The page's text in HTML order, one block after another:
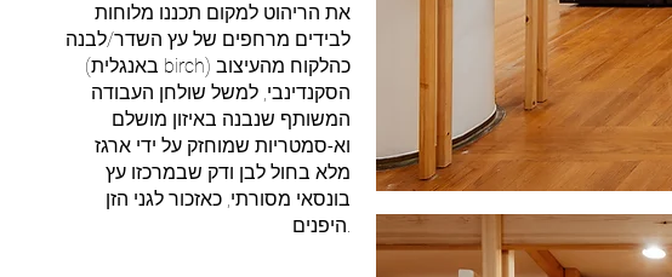
את הריהוט למקום תכננו מלוחות
לבידים מרחפים של עץ השדר/לבנה
(באנגלית birch) כהלקוח מהעיצוב
הסקנדינבי, למשל שולחן העבודה
המשותף שנבנה באיזון מושלם
וא-סמטריות שמוחזק על ידי ארגז
מלא בחול לבן ודק שבמרכזו עץ
בונסאי מסורתי, כאזכור לגני הזן
היפנים.